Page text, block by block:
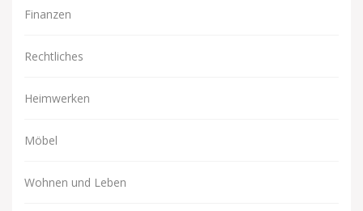
Finanzen
Rechtliches
Heimwerken
Möbel
Wohnen und Leben